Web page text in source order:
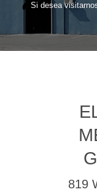
Si desea
819